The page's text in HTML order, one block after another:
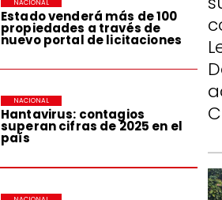
Estado venderá más de 100
propiedades a través de
nuevo portal de licitaciones
NACIONAL
Hantavirus: contagios
superan cifras de 2025 en el
país
NACIONAL